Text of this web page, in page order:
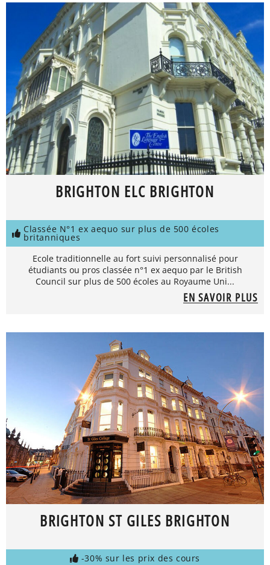
BRIGHTON ELC BRIGHTON
Classée N°1 ex aequo sur plus de 500 écoles
britanniques
Ecole traditionnelle au fort suivi personnalisé pour
étudiants ou pros classée n°1 ex aequo par le British
Council sur plus de 500 écoles au Royaume Uni...
EN SAVOIR PLUS
BRIGHTON ST GILES BRIGHTON
-30% sur les prix des cours